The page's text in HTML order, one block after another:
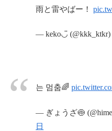
雨と雷やばー！
— keko◡̈ (@kkk_ktkr)
는 멈춤🌈
— ぎょうざ🍥
日